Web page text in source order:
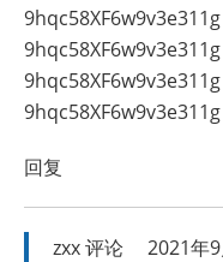
9hqc58XF6w9v3e311g
9hqc58XF6w9v3e311g
9hqc58XF6w9v3e311g
9hqc58XF6w9v3e311g
回复
zxx评论 2021年